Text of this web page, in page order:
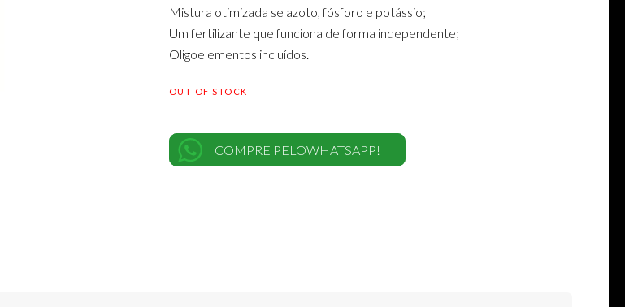
Mistura otimizada se azoto, fósforo e potássio;
Um fertilizante que funciona de forma independente;
Oligoelementos incluídos.
OUT OF STOCK
COMPRE PELOWHATSAPP!